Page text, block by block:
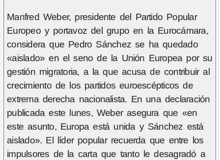
Manfred Weber, presidente del Partido Popular
Europeo y portavoz del grupo en la Eurocámara,
considera que Pedro Sánchez se ha quedado
«aislado» en el seno de la Unión Europea por su
gestión migratoria, a la que acusa de contribuir al
crecimiento de los partidos euroescépticos de
extrema derecha nacionalista. En una declaración
publicada este lunes, Weber asegura que «en
este asunto, Europa está unida y Sánchez está
aislado». El líder popular recuerda que entre los
impulsores de la carta que tanto le desagradó a